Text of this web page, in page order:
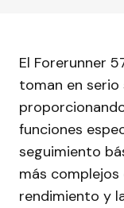
El Forerunner
toman en
funciones
seguimiento
más
rendimiento y